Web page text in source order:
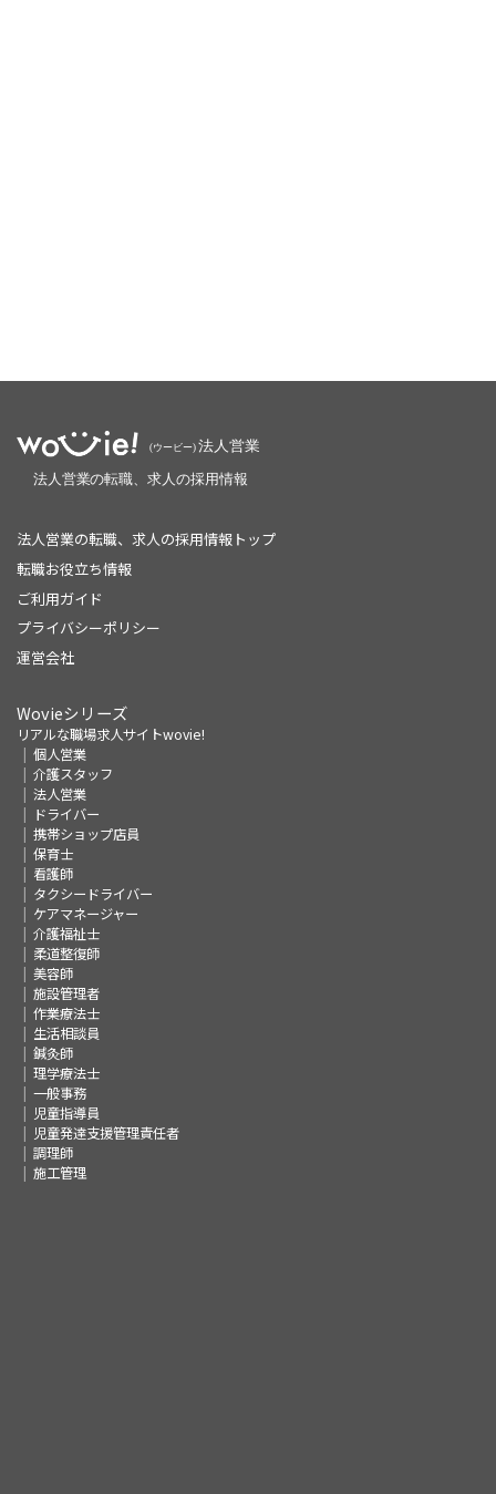
法人営業の転職、求人の採用情報トップ
転職お役立ち情報
ご利用ガイド
プライバシーポリシー
運営会社
Wovieシリーズ
リアルな職場求人サイトwovie!
個人営業
介護スタッフ
法人営業
ドライバー
携帯ショップ店員
保育士
看護師
タクシードライバー
ケアマネージャー
介護福祉士
柔道整復師
美容師
施設管理者
作業療法士
生活相談員
鍼灸師
理学療法士
一般事務
児童指導員
児童発達支援管理責任者
調理師
施工管理